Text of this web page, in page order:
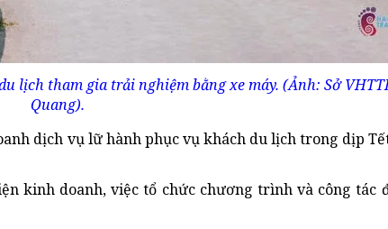
lịch tham gia trải nghiệm bằng xe máy. (Ảnh: Sở
Quang).
dịch vụ lữ hành phục vụ khách du lịch trong dịp
kinh doanh, việc tổ chức chương trình và công tác